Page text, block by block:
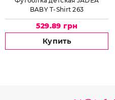
BABY T-Shirt 263
529.89 грн
Купить